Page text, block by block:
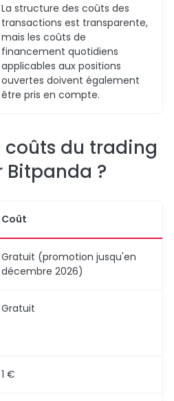
La structure des coûts des
transactions est transparente,
mais les coûts de
financement quotidiens
applicables aux positions
ouvertes doivent également
être pris en compte.
coûts du trading
Bitpanda ?
Coût
Gratuit (promotion jusqu'en
décembre 2026)
Gratuit
1 €